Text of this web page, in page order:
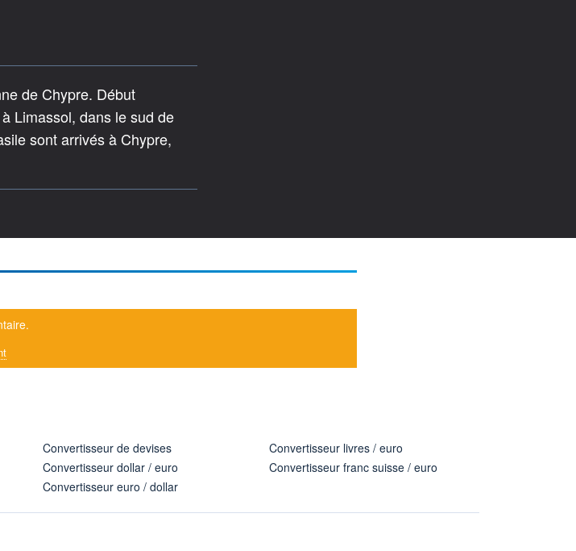
de Chypre. Début
Limassol, dans le sud de
sont arrivés à Chypre,
Convertisseur de devises
Convertisseur dollar / euro
Convertisseur euro / dollar
Convertisseur livres / euro
Convertisseur franc suisse / euro